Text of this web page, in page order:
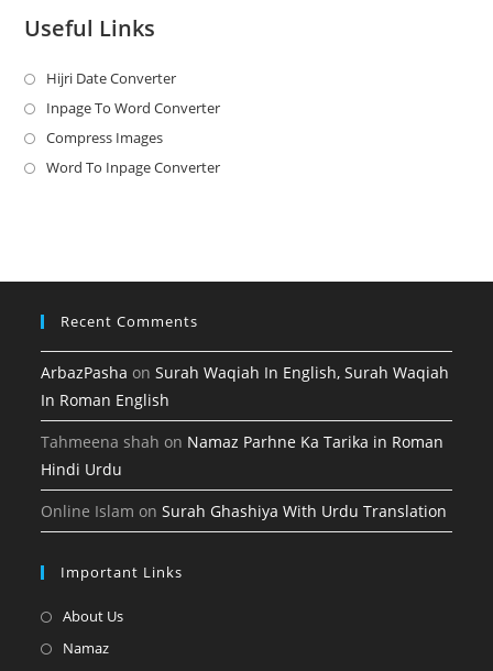
Useful Links
Hijri Date ConverterOpens
in
new
Inpage To Word ConverterOpens
a
Compress ImagesOpens
in
Word To Inpage ConverterOpens
tab
Recent Comments
ArbazPasha onSurah Waqiah In English, Surah Waqiah
In Roman English
Tahmeena shah on Namaz Parhne Ka Tarika in Roman
Hindi Urdu
Online Islam onSurah Ghashiya With Urdu Translation
Important Links
About UsOpens
NamazOpens